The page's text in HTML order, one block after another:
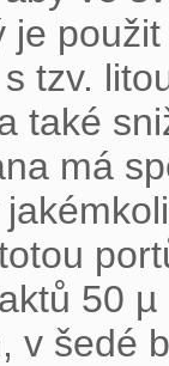
je
tzv.
také
má
50
v šedé